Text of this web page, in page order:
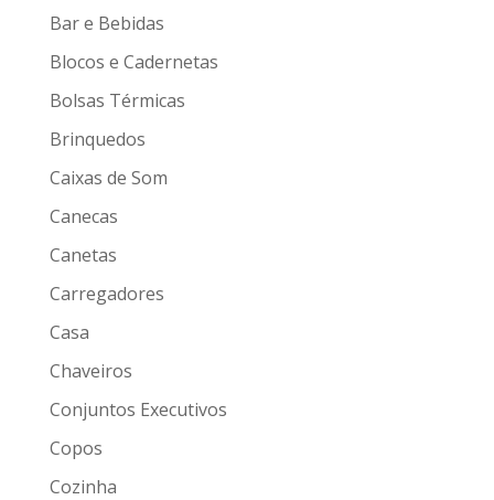
Bar e Bebidas
Blocos e Cadernetas
Bolsas Térmicas
Brinquedos
Caixas de Som
Canecas
Canetas
Carregadores
Casa
Chaveiros
Conjuntos Executivos
Copos
Cozinha